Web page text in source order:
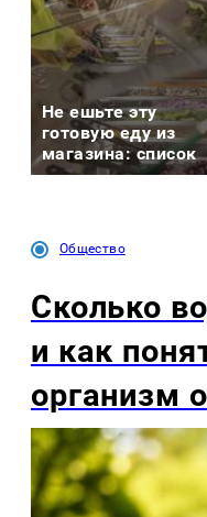
Не ешьте эту
готовую еду из
магазина: список
Общество
Сколько
и как
организм